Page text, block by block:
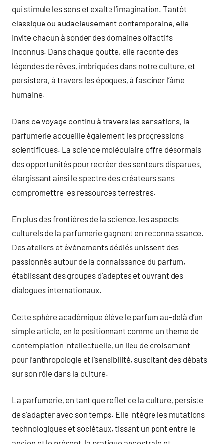
qui stimule les sens et exalte l’imagination. Tantôt
classique ou audacieusement contemporaine, elle
invite chacun à sonder des domaines olfactifs
inconnus. Dans chaque goutte, elle raconte des
légendes de rêves, imbriquées dans notre culture, et
persistera, à travers les époques, à fasciner l’âme
humaine.
Dans ce voyage continu à travers les sensations, la
parfumerie accueille également les progressions
scientifiques. La science moléculaire offre désormais
des opportunités pour recréer des senteurs disparues,
élargissant ainsi le spectre des créateurs sans
compromettre les ressources terrestres.
En plus des frontières de la science, les aspects
culturels de la parfumerie gagnent en reconnaissance.
Des ateliers et événements dédiés unissent des
passionnés autour de la connaissance du parfum,
établissant des groupes d’adeptes et ouvrant des
dialogues internationaux.
Cette sphère académique élève le parfum au-delà d’un
simple article, en le positionnant comme un thème de
contemplation intellectuelle, un lieu de croisement
pour l’anthropologie et l’sensibilité, suscitant des débats
sur son rôle dans la culture.
La parfumerie, en tant que reflet de la culture, persiste
de s’adapter avec son temps. Elle intègre les mutations
technologiques et sociétaux, tissant un pont entre le